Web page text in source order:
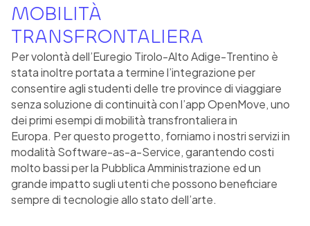
MOBILITÀ
TRANSFRONTALIERA
Per volontà dell’Euregio Tirolo-Alto Adige-Trentino è
stata inoltre portata a termine l’integrazione per
consentire agli studenti delle tre province di viaggiare
senza soluzione di continuità con l’app OpenMove, uno
dei primi esempi di mobilità transfrontaliera in
Europa. Per questo progetto, forniamo i nostri servizi in
modalità Software-as-a-Service, garantendo costi
molto bassi per la Pubblica Amministrazione ed un
grande impatto sugli utenti che possono beneficiare
sempre di tecnologie allo stato dell’arte.